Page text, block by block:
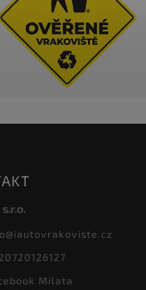
@iautovrakoviste.cz
Milata